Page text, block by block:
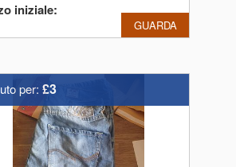
iniziale:
GUARDA
per: £3